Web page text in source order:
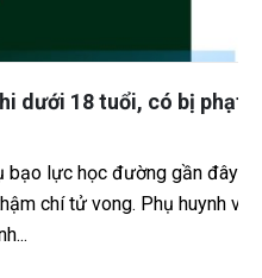
18 tuổi, có bị phạt
lực học đường gần đây
chí tử vong. Phụ huynh và